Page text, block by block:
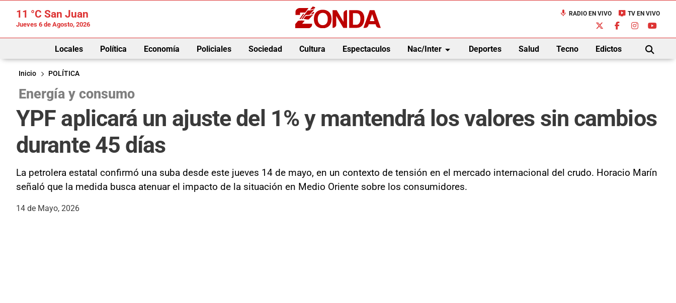
11 °C San Juan
Jueves 6 de Agosto, 2026
mic RADIO EN VIVO live_tv TV EN VIVO
Locales Política Economía Policiales Sociedad Cultura Espectaculos Nac/Interarrow_drop_down Deportes Salud Tecno Edictos
BUSCAR
Inicio
POLÍTICA
Energía y consumo
YPF aplicará un ajuste del 1% y mantendrá los valores sin cambios
durante 45 días
La petrolera estatal confirmó una suba desde este jueves 14 de mayo, en un contexto de tensión en el mercado internacional del crudo. Horacio Marín
señaló que la medida busca atenuar el impacto de la situación en Medio Oriente sobre los consumidores.
14 de Mayo, 2026